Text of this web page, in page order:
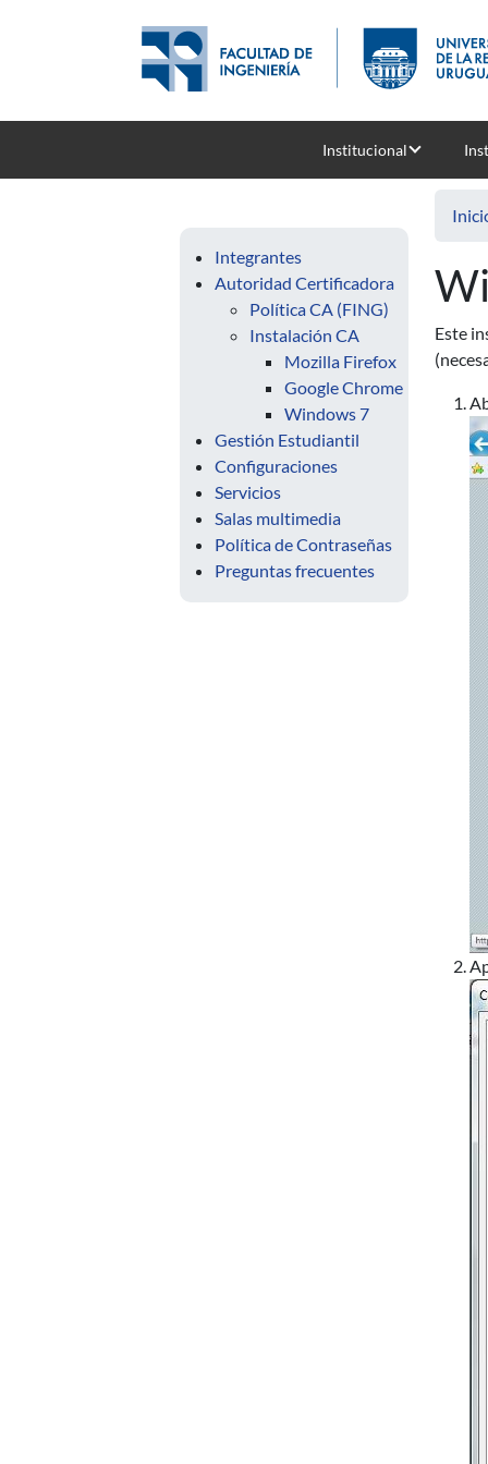
Institucional
Integrantes
Autoridad Certificadora
Política CA (FING)
Instalación CA
Mozilla Firefox
Google Chrome
Windows 7
Gestión Estudiantil
Configuraciones
Servicios
Salas multimedia
Política de Contraseñas
Preguntas frecuentes
Este